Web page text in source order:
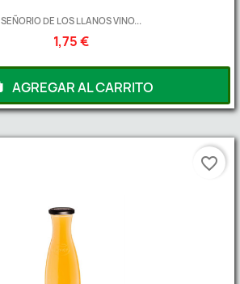
SEÑORIO DE LOS LLANOS VINO...
1,75 €
AGREGAR AL CARRITO
favorite_border